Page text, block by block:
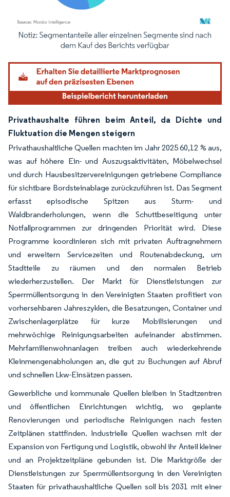
Bild © Mordor Intelligence. Wiederverwendung erfordert Namensnennung
Privathaushalte führen beim Anteil, da Dichte und
Fluktuation die Mengen steigern
Privathaushaltliche Quellen machten im Jahr 2025 60,12 % aus,
was auf höhere Ein- und Auszugsaktivitäten, Möbelwechsel
und durch Hausbesitzervereinigungen getriebene Compliance
für sichtbare Bordsteinablage zurückzuführen ist. Das Segment
erfasst episodische Spitzen aus Sturm- und
Waldbranderholungen, wenn die Schuttbeseitigung unter
Notfallprogrammen zur dringenden Priorität wird. Diese
Programme koordinieren sich mit privaten Auftragnehmern
und erweitern Servicezeiten und Routenabdeckung, um
Stadtteile zu räumen und den normalen Betrieb
wiederherzustellen. Der Markt für Dienstleistungen zur
Sperrmüllentsorgung in den Vereinigten Staaten profitiert von
vorhersehbaren Jahreszyklen, die Besatzungen, Container und
Zwischenlagerplätze für kurze Mobilisierungen und
mehrwöchige Reinigungsarbeiten aufeinander abstimmen.
Mehrfamilienwohnanlagen treiben auch wiederkehrende
Kleinmengenabholungen an, die gut zu Buchungen auf Abruf
und schnellen Lkw-Einsätzen passen.
Gewerbliche und kommunale Quellen bleiben in Stadtzentren
und öffentlichen Einrichtungen wichtig, wo geplante
Renovierungen und periodische Reinigungen nach festen
Zeitplänen stattfinden. Industrielle Quellen wachsen mit der
Expansion von Fertigung und Logistik, obwohl ihr Anteil kleiner
und an Projektzeitpläne gebunden ist. Die Marktgröße der
Dienstleistungen zur Sperrmüllentsorgung in den Vereinigten
Staaten für privathaushaltliche Quellen soll bis 2031 mit einer